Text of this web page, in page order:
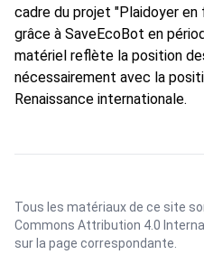
cadre du projet "Plaidoyer
grâce à SaveEcoBot en
matériel reflète la position
nécessairement avec la
Renaissance internationale.
Tous les matériaux de ce site
Commons Attribution 4.0
sur la page correspondante.